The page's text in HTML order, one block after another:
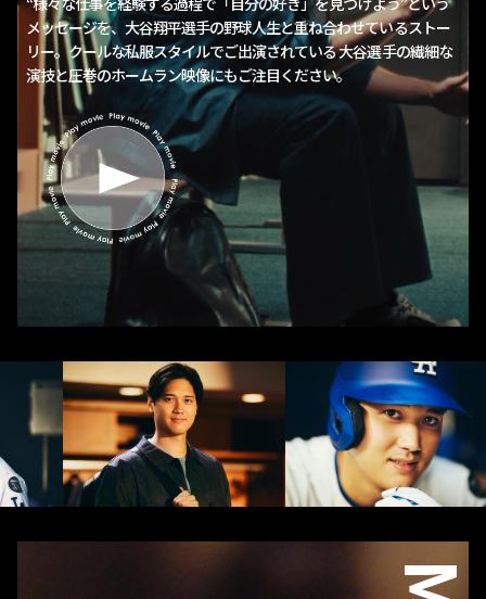
メッセージを、大谷翔平選手の野球人生と重ね合わせているストー
リー。クールな私服スタイルでご出演されている 大谷選手の繊細な
演技と圧巻のホームラン映像にもご注目ください。